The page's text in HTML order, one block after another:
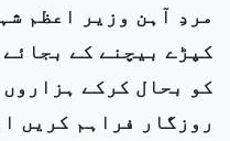
مردِ آہن وزیر اعظم
کپڑے بیچنے کے
کو بحال کرکے ہزاروں
روزگار فراہم کریں